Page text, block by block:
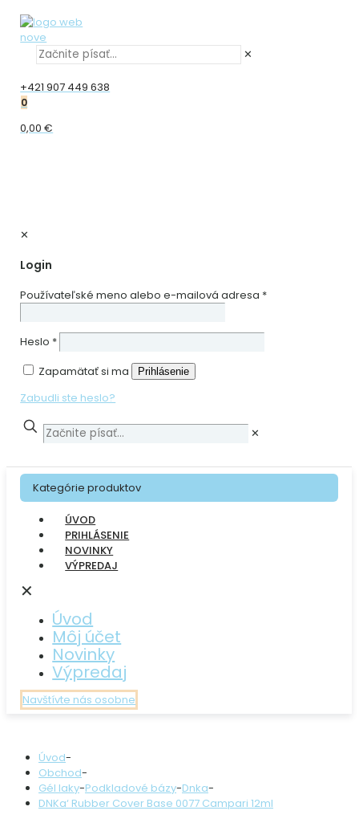
✕
+421 907 449 638
0
0,00 €
✕
Login
Používateľské meno alebo e-mailová adresa *
Heslo *
Zapamätať si ma
Prihlásenie
Zabudli ste heslo?
✕
Kategórie produktov
ÚVOD
PRIHLÁSENIE
NOVINKY
VÝPREDAJ
✕
Úvod
Môj účet
Novinky
Výpredaj
Navštívte nás osobne
Úvod-
Obchod-
Gél laky-Podkladové bázy-Dnka-
DNKa‘ Rubber Cover Base 0077 Campari 12ml